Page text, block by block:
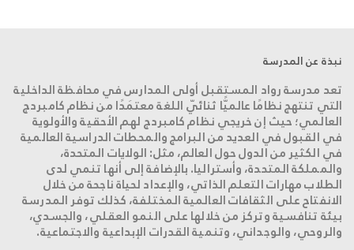
نبذة عن المدرسة
تعد مدرسة رواد المستقبل أولى المدارس في محافظة الداخلية
التي تنتهج نظامًا عالميًّا ثنائيّ اللغة معتمَدًا من نظام كامبردج
العالمي؛ حيث إن خريجي نظام كامبردج لهم الأحقية والأولوية
في القبول في العديد من البرامج والمحطات الدراسية العالمية
في الكثير من الدول حول العالم، مثل: الولايات المتحدة،
والمملكة المتحدة، وأستراليا. بالإضافة إلى أنها تنمي لدى
الطلاب مهارات التعلم الذاتي، والإعداد لحياة ناجحة من خلال
الانفتاح على الثقافات العالمية المختلفة، كذلك توفر المدرسة
بيئة تنافسية وتركز من خلالها على النمو العقلي، والجسدي،
والروحي، والوجداني، وتنمية القدرات الإبداعية والاجتماعية.